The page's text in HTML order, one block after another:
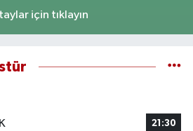
için tıklayın
21:30